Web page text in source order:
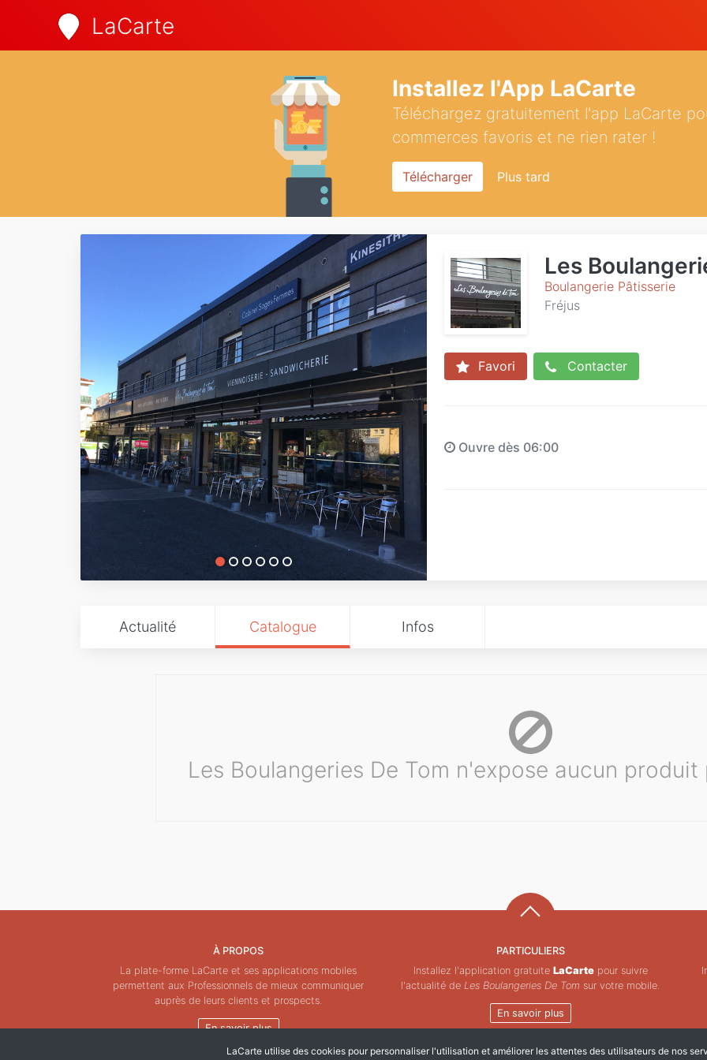
LaCarte
Installez l'App LaCarte
Téléchargez gratuitement l'app LaCarte
commerces favoris et ne rien rater !
Télécharger Plus tard
Les
Boulangerie Pâtisserie
Fréjus
Favori Contacter
Ouvre dès 06:00
Actualité Catalogue Infos
Les Boulangeries De Tom n'expose aucun
À PROPOS
La plate-forme LaCarte et ses applications mobiles
permettent aux Professionnels de mieux communiquer
auprès de leurs clients et prospects.
En savoir plus
PARTICULIERS
Installez l'application gratuite LaCartepour suivre
l'actualité de Les Boulangeries De Tom sur votre mobile.
En savoir plus
LaCarte utilise des cookies pour personnaliser l'utilisation et améliorer les attentes des utilisateurs de nos